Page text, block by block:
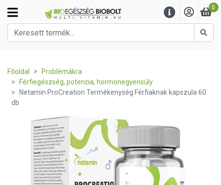
0
Főoldal
Problémákra
Férfiegészség, potencia, hormonegyensúly
Netamin ProCreation Termékenység Férfiaknak kapszula 60
db